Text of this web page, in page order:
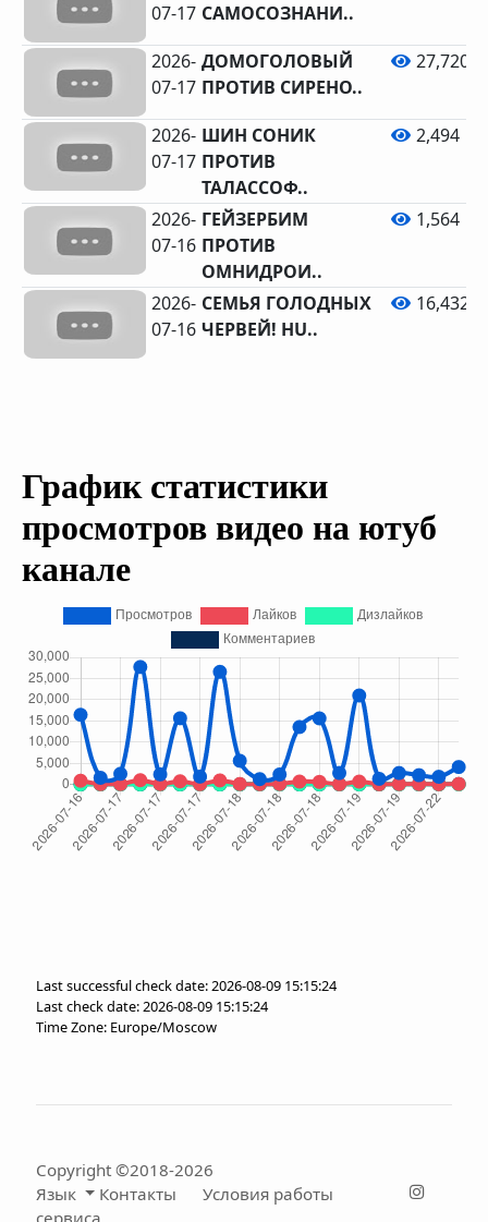
07-17 САМОСОЗНАНИ..
2026-
07-17
ДОМОГОЛОВЫЙ
ПРОТИВ СИРЕНО..
27,720
2026-
07-17
ШИН СОНИК
ПРОТИВ
ТАЛАССОФ..
2,494
2026-
07-16
ГЕЙЗЕРБИМ
ПРОТИВ
ОМНИДРОИ..
1,564
2026-
07-16
СЕМЬЯ ГОЛОДНЫХ
ЧЕРВЕЙ! HU..
16,432
График статистики
просмотров видео на ютуб
канале
Last successful check date: 2026-08-09 15:15:24
Last check date: 2026-08-09 15:15:24
Time Zone: Europe/Moscow
Copyright ©2018-2026
Язык
Контакты
Условия работы
сервиса